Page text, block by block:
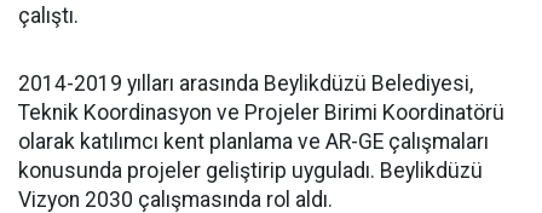
çalıştı.
2014-2019 yılları arasında Beylikdüzü Belediyesi,
Teknik Koordinasyon ve Projeler Birimi Koordinatörü
olarak katılımcı kent planlama ve AR-GE çalışmaları
konusunda projeler geliştirip uyguladı. Beylikdüzü
Vizyon 2030 çalışmasında rol aldı.